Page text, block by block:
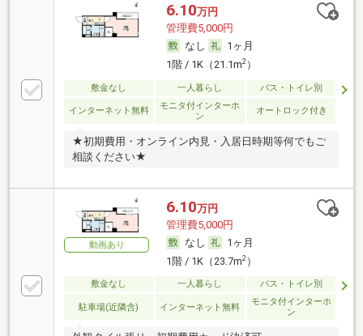
6.10万円
管理費5,000円
なし
1ヶ月
1階 / 1K（21.1m2）
敷金なし 一人暮らし バス・トイレ別
インターネット無料
モニタ付インターホ
ン
オートロック付き
★初期費用・オンライン内見・入居日時期等何でもご
相談ください★
動画あり
6.10万円
管理費5,000円
なし
1ヶ月
1階 / 1K（23.7m2）
敷金なし 一人暮らし バス・トイレ別
駐車場(近隣含) インターネット無料
モニタ付インターホ
ン